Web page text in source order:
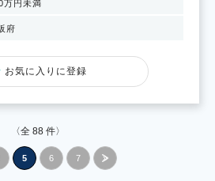
万円未満
府
お気に入りに登録
〈全 88 件〉
5 6 7 »